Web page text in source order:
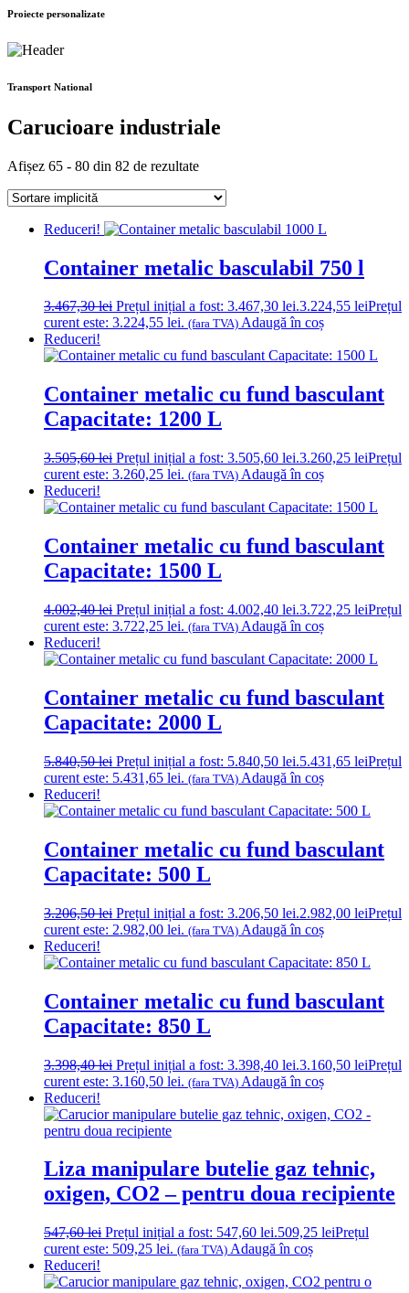
Proiecte personalizate
Transport National
Carucioare industriale
Afișez 65 - 80 din 82 de rezultate
Reduceri!
Container metalic basculabil 750 l
3.467,30lei Prețul inițial a fost: 3.467,30 lei.3.224,55 leiPrețul
curent este: 3.224,55 lei. (fara TVA) Adaugă în coș
Reduceri!
Container metalic cu fund basculant
Capacitate: 1200 L
3.505,60lei Prețul inițial a fost: 3.505,60 lei.3.260,25 leiPrețul
curent este: 3.260,25 lei. (fara TVA) Adaugă în coș
Reduceri!
Container metalic cu fund basculant
Capacitate: 1500 L
4.002,40lei Prețul inițial a fost: 4.002,40 lei.3.722,25 leiPrețul
curent este: 3.722,25 lei. (fara TVA) Adaugă în coș
Reduceri!
Container metalic cu fund basculant
Capacitate: 2000 L
5.840,50lei Prețul inițial a fost: 5.840,50 lei.5.431,65 leiPrețul
curent este: 5.431,65 lei. (fara TVA) Adaugă în coș
Reduceri!
Container metalic cu fund basculant
Capacitate: 500 L
3.206,50lei Prețul inițial a fost: 3.206,50 lei.2.982,00 leiPrețul
curent este: 2.982,00 lei. (fara TVA) Adaugă în coș
Reduceri!
Container metalic cu fund basculant
Capacitate: 850 L
3.398,40lei Prețul inițial a fost: 3.398,40 lei.3.160,50 leiPrețul
curent este: 3.160,50 lei. (fara TVA) Adaugă în coș
Reduceri!
Liza manipulare butelie gaz tehnic,
oxigen, CO2 – pentru doua recipiente
547,60lei Prețul inițial a fost: 547,60 lei.509,25 leiPrețul
curent este: 509,25 lei. (fara TVA) Adaugă în coș
Reduceri!